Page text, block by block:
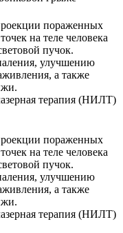
пораженных
на теле человека
пучок.
улучшению
а также
терапия (НИЛТ)
пораженных
на теле человека
пучок.
улучшению
а также
терапия (НИЛТ)